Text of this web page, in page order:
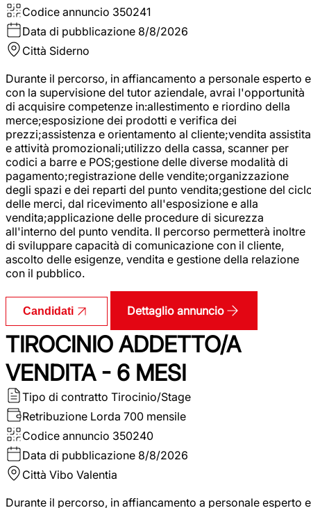
Codice annuncio 350241
Data di pubblicazione 8/8/2026
Città Siderno
Durante il percorso, in affiancamento a personale esperto e
con la supervisione del tutor aziendale, avrai l'opportunità
di acquisire competenze in:allestimento e riordino della
merce;esposizione dei prodotti e verifica dei
prezzi;assistenza e orientamento al cliente;vendita assistita
e attività promozionali;utilizzo della cassa, scanner per
codici a barre e POS;gestione delle diverse modalità di
pagamento;registrazione delle vendite;organizzazione
degli spazi e dei reparti del punto vendita;gestione del
delle merci, dal ricevimento all'esposizione e alla
vendita;applicazione delle procedure di sicurezza
all'interno del punto vendita. Il percorso permetterà inoltre
di sviluppare capacità di comunicazione con il cliente,
ascolto delle esigenze, vendita e gestione della relazione
con il pubblico.
Candidati Dettaglio annuncio
TIROCINIO ADDETTO/A
VENDITA - 6 MESI
Tipo di contratto Tirocinio/Stage
Retribuzione Lorda 700 mensile
Codice annuncio 350240
Data di pubblicazione 8/8/2026
Città Vibo Valentia
Durante il percorso, in affiancamento a personale esperto e